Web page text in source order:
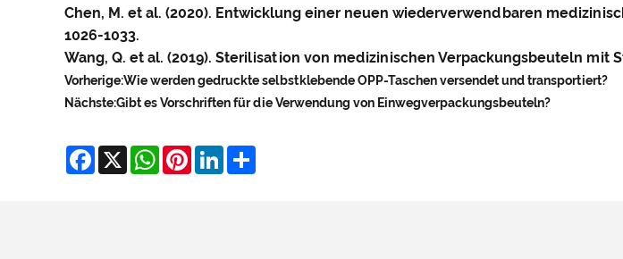
Chen, M. et al. (2020). Entwicklung einer neuen wiederverwendbaren
1026-1033.
Wang, Q. et al. (2019). Sterilisation von medizinischen Verpackungsbeuteln mit
Vorherige:Wie werden gedruckte selbstklebende OPP-Taschen versendet und transportiert?
Nächste:Gibt es Vorschriften für die Verwendung von Einwegverpackungsbeuteln?
Facebook
X WhatsApp
Pinterest
LinkedIn